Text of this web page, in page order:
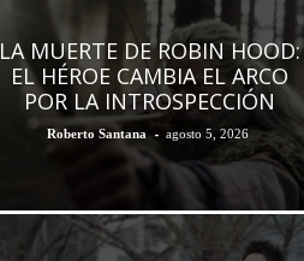
LA MUERTE DE ROBIN HOOD:
EL HÉROE CAMBIA EL ARCO
POR LA INTROSPECCIÓN
Roberto Santana - agosto 5, 2026